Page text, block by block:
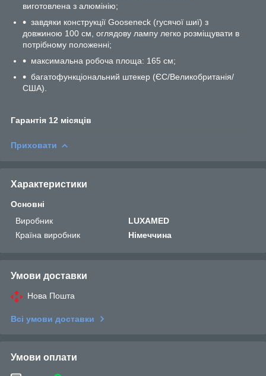
виготовлена з алюмінію;
завдяки конструкції Gooseneck (гусячої шиї) з
довжиною 100 см, оглядову лампу легко розміщувати в
потрібному положенні;
максимальна робоча площа: 165 см;
багатофункціональний штекер (ЄС/Великобританія/
США).
Гарантія 12 місяців
Приховати
Характеристики
Основні
Виробник
LUXAMED
Країна виробник
Німеччина
Умови доставки
Нова Пошта
Всі умови доставки
Умови оплати